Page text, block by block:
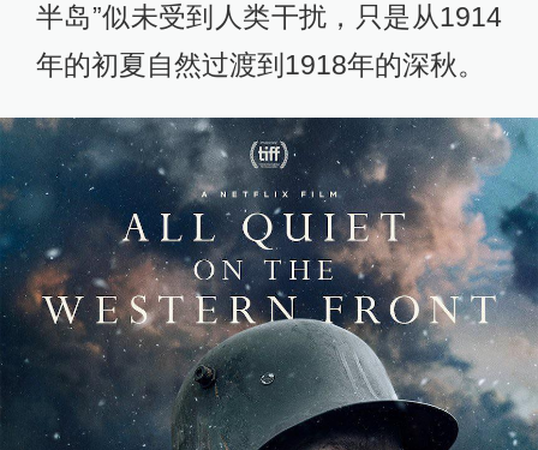
半岛”似未受到人类干扰，只是从1914
年的初夏自然过渡到1918年的深秋。